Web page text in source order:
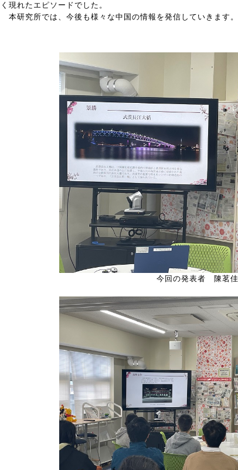
く現れたエピソードでした。
本研究所では、今後も様々な中国の情報を発信していきます。
今回の発表者 陳茗